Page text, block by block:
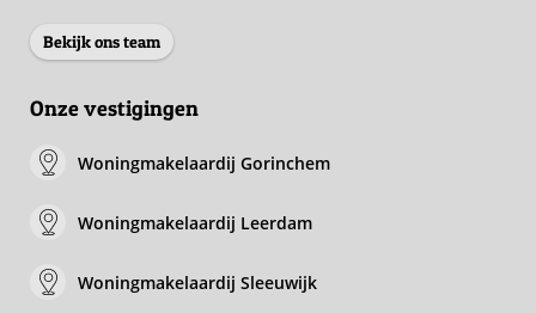
Bekijk ons team
Onze vestigingen
Woningmakelaardij Gorinchem
Woningmakelaardij Leerdam
Woningmakelaardij Sleeuwijk